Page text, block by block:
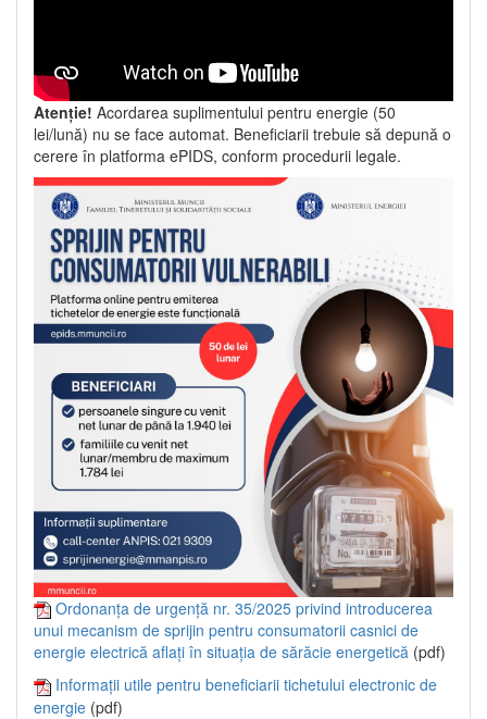
Atenție! Acordarea suplimentului pentru energie (50
lei/lună) nu se face automat. Beneficiarii trebuie să depună o
cerere în platforma ePIDS, conform procedurii legale.
Ordonanța de urgență nr. 35/2025 privind introducerea
unui mecanism de sprijin pentru consumatorii casnici de
energie electrică aflați în situația de sărăcie energetică (pdf)
Informații utile pentru beneficiarii tichetului electronic de
energie (pdf)